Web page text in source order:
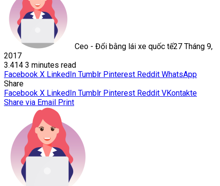
Ceo - Đổi bằng lái xe quốc tế27 Tháng 9,
2017
3.414 3 minutes read
Facebook X LinkedIn Tumblr Pinterest Reddit WhatsApp
Share
Facebook X LinkedIn Tumblr Pinterest Reddit VKontakte
Share via Email Print